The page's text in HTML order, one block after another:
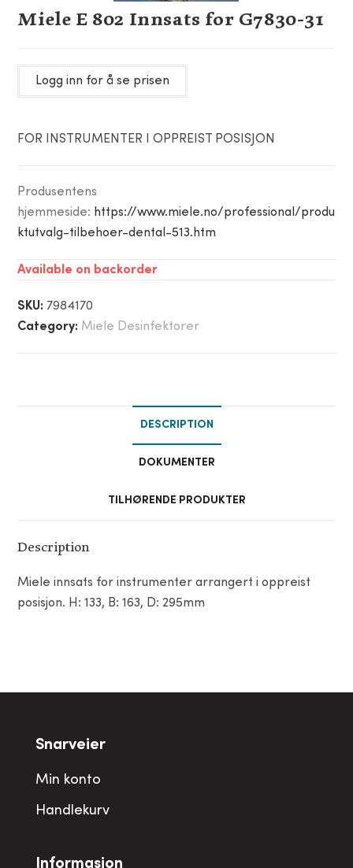
Miele E 802 Innsats for G7830-31
Logg inn for å se prisen
FOR INSTRUMENTER I OPPREIST POSISJON
Produsentens
hjemmeside: https://www.miele.no/professional/produ
ktutvalg-tilbehoer-dental-513.htm
Available on backorder
SKU: 7984170
Category: Miele Desinfektorer
DESCRIPTION
DOKUMENTER
TILHØRENDE PRODUKTER
Description
Miele innsats for instrumenter arrangert i oppreist
posisjon. H: 133, B: 163, D: 295mm
Snarveier
Min konto
Handlekurv
Informasjon